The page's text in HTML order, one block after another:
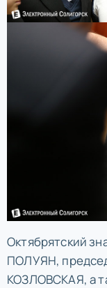
Октябрятский
ПОЛУЯН,
КОЗЛОВСКАЯ, а